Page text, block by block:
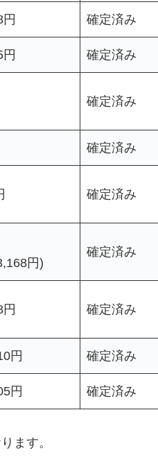
円 確定済み
円 確定済み
確定済み
確定済み
確定済み
円)
確定済み
円 確定済み
円 確定済み
円 確定済み
ます。